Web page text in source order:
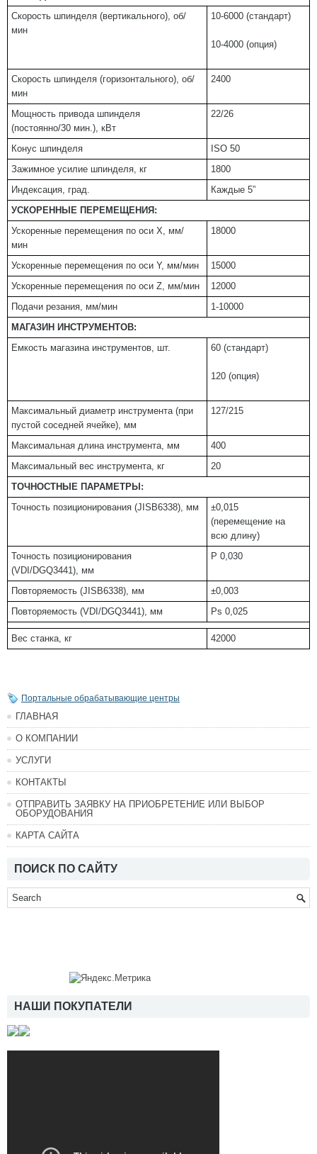
Скорость шпинделя (вертикального), об/
мин
10-6000 (стандарт)
10-4000 (опция)
Скорость шпинделя (горизонтального), об/
мин
2400
Мощность привода шпинделя
(постоянно/30 мин.), кВт
22/26
Конус шпинделя
ISO 50
Зажимное усилие шпинделя, кг
1800
Индексация, град.
Каждые 5”
УСКОРЕННЫЕ ПЕРЕМЕЩЕНИЯ:
Ускоренные перемещения по оси X, мм/
мин
18000
Ускоренные перемещения по оси Y, мм/мин
15000
Ускоренные перемещения по оси Z, мм/мин
12000
Подачи резания, мм/мин
1-10000
МАГАЗИН ИНСТРУМЕНТОВ:
Емкость магазина инструментов, шт.
60 (стандарт)
120 (опция)
Максимальный диаметр инструмента (при
пустой соседней ячейке), мм
127/215
Максимальная длина инструмента, мм
400
Максимальный вес инструмента, кг
20
ТОЧНОСТНЫЕ ПАРАМЕТРЫ:
Точность позиционирования (JISB6338), мм
±0,015
(перемещение на
всю длину)
Точность позиционирования
(VDI/DGQ3441), мм
P 0,030
Повторяемость (JISB6338), мм
±0,003
Повторяемость (VDI/DGQ3441), мм
Ps 0,025
Вес станка, кг 42000
Портальные обрабатывающие центры
ГЛАВНАЯ
О КОМПАНИИ
УСЛУГИ
КОНТАКТЫ
ОТПРАВИТЬ ЗАЯВКУ НА ПРИОБРЕТЕНИЕ ИЛИ ВЫБОР
ОБОРУДОВАНИЯ
КАРТА САЙТА
ПОИСК ПО САЙТУ
НАШИ ПОКУПАТЕЛИ